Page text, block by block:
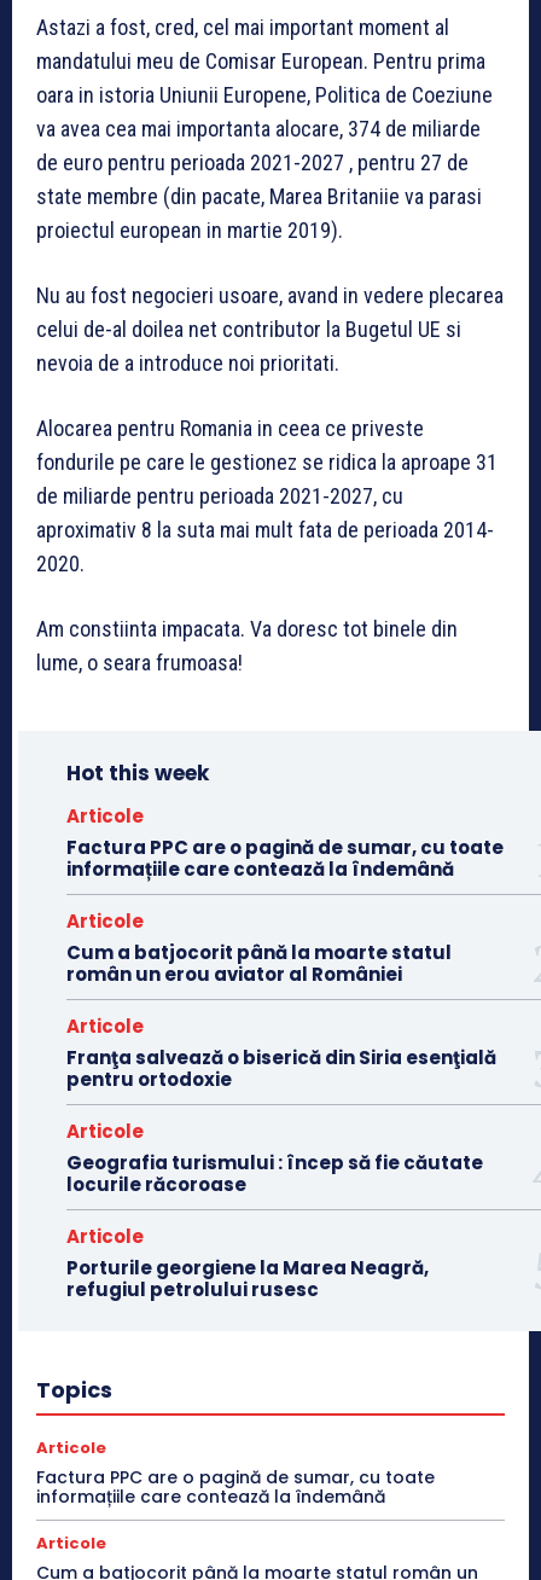
Astazi a fost, cred, cel mai important moment al
mandatului meu de Comisar European. Pentru prima
oara in istoria Uniunii Europene, Politica de Coeziune
va avea cea mai importanta alocare, 374 de miliarde
de euro pentru perioada 2021-2027 , pentru 27 de
state membre (din pacate, Marea Britaniie va parasi
proiectul european in martie 2019).
Nu au fost negocieri usoare, avand in vedere plecarea
celui de-al doilea net contributor la Bugetul UE si
nevoia de a introduce noi prioritati.
Alocarea pentru Romania in ceea ce priveste
fondurile pe care le gestionez se ridica la aproape 31
de miliarde pentru perioada 2021-2027, cu
aproximativ 8 la suta mai mult fata de perioada 2014-
2020.
Am constiinta impacata. Va doresc tot binele din
lume, o seara frumoasa!
Hot this week
Articole
Factura PPC are o pagină de sumar, cu toate
informațiile care contează la îndemână
Articole
Cum a batjocorit până la moarte statul
român un erou aviator al României
Articole
Franţa salvează o biserică din Siria esenţială
pentru ortodoxie
Articole
Geografia turismului : încep să fie căutate
locurile răcoroase
Articole
Porturile georgiene la Marea Neagră,
refugiul petrolului rusesc
Topics
Articole
Factura PPC are o pagină de sumar, cu toate
informațiile care contează la îndemână
Articole
Cum a batjocorit până la moarte statul român un